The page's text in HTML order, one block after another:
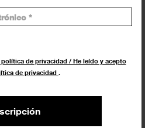
de privacidad / He leído y acepto
de privacidad .